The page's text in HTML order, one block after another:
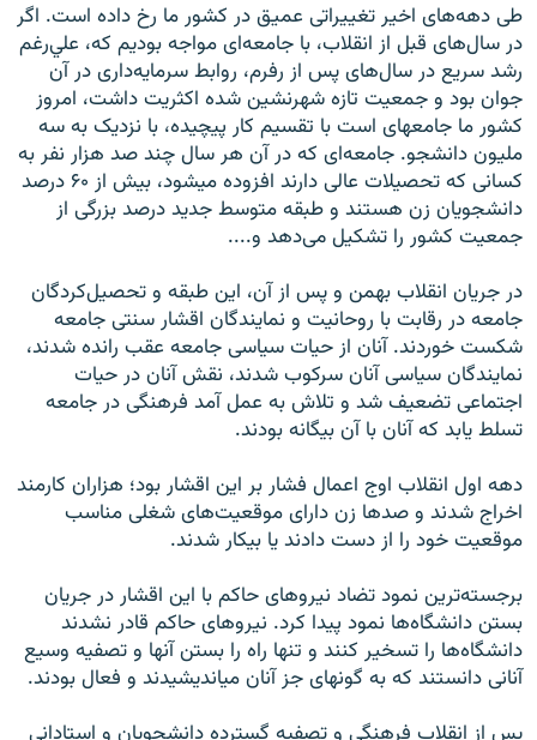
طی دهه‌های اخير تغييراتی عميق در کشور ما رخ داده است. اگر
در سال‌های قبل از انقلاب، با جامعه‌ای مواجه بوديم که، علي‌رغم
رشد سريع در سال‌های پس از رفرم، روابط سرمايه‌داری در آن
جوان بود و جمعيت تازه شهرنشين شده اکثريت داشت، امروز
کشور ما جامعه‏ای است با تقسيم کار پيچيده، با نزديک به سه
مليون دانشجو. جامعه‌ای که در آن هر سال چند صد هزار نفر به
کسانی ‏که تحصيلات عالی دارند افزوده می‏شود، بيش از ۶۰ درصد
دانشجويان زن هستند و طبقه متوسط جديد درصد بزرگی از
جمعيت کشور را تشکيل می‌دهد و....
در جريان انقلاب بهمن و پس از آن، اين طبقه و تحصيل‌کردگان
جامعه در رقابت با روحانيت و نمايندگان اقشار سنتی جامعه
شکست خوردند. آنان از حيات سياسی جامعه عقب رانده شدند،
نمايندگان سياسی آنان سرکوب شدند، نقش آنان در حيات
اجتماعی تضعيف شد و تلاش به عمل آمد فرهنگی در جامعه
تسلط یابد که آنان با آن بيگانه بودند.
دهه اول انقلاب اوج اعمال فشار بر اين اقشار بود؛ هزاران کارمند
اخراج شدند و صدها زن دارای موقعيت‌های شغلی مناسب
موقعيت خود را از دست دادند يا بيکار شدند.
برجسته‌ترين نمود تضاد نيروهای حاکم با اين اقشار در جريان
بستن دانشگاه‌ها نمود پيدا کرد. نيروهای حاکم قادر نشدند
دانشگاه‌ها را تسخير کنند و تنها راه را بستن آنها و تصفيه وسيع
آنانی دانستند که به گونه‏ای جز آنان می‏انديشيدند و فعال بودند.